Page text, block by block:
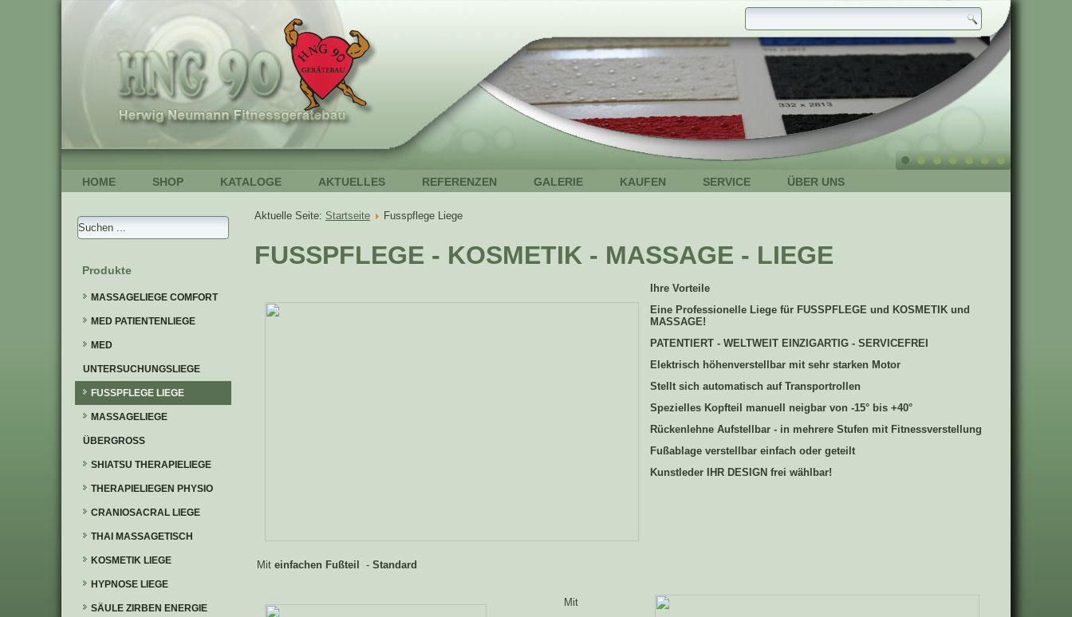
HOME SHOP KATALOGE AKTUELLES REFERENZEN GALERIE KAUFEN SERVICE ÜBER UNS
Produkte
MASSAGELIEGE COMFORT
MED PATIENTENLIEGE
MED
UNTERSUCHUNGSLIEGE
FUSSPFLEGE LIEGE
MASSAGELIEGE
ÜBERGROSS
SHIATSU THERAPIELIEGE
THERAPIELIEGEN PHYSIO
CRANIOSACRAL LIEGE
THAI MASSAGETISCH
KOSMETIK LIEGE
HYPNOSE LIEGE
SÄULE ZIRBEN ENERGIE
Aktuelle Seite: Startseite Fusspflege Liege
FUSSPFLEGE - KOSMETIK - MASSAGE - LIEGE
Mit einfachen Fußteil - Standard
Ihre Vorteile
Eine Professionelle Liege für FUSSPFLEGE und KOSMETIK und
MASSAGE!
PATENTIERT - WELTWEIT EINZIGARTIG - SERVICEFREI
Elektrisch höhenverstellbar mit sehr starken Motor
Stellt sich automatisch auf Transportrollen
Spezielles Kopfteil manuell neigbar von -15° bis +40°
Rückenlehne Aufstellbar - in mehrere Stufen mit Fitnessverstellung
Fußablage verstellbar einfach oder geteilt
Kunstleder IHR DESIGN frei wählbar!
Mit